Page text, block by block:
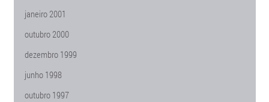
janeiro 2001
outubro 2000
dezembro 1999
junho 1998
outubro 1997